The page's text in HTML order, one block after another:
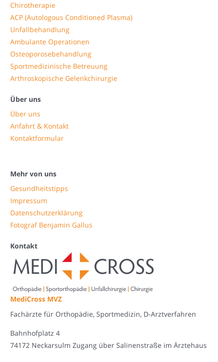
Chirotherapie
ACP (Autologous Conditioned Plasma)
Unfallbehandlung
Ambulante Operationen
Osteoporosebehandlung
Sportmedizinische Betreuung
Arthroskopische Gelenkchirurgie
Über uns
Über uns
Anfahrt & Kontakt
Kontaktformular
Mehr von uns
Gesundheitstipps
Impressum
Datenschutzerklärung
Fotograf Benjamin Gallus
Kontakt
MediCross MVZ
Fachärzte für Orthopädie, Sportmedizin, D-Arztverfahren
Bahnhofplatz 4
74172 Neckarsulm Zugang über Salinenstraße im Ärztehaus